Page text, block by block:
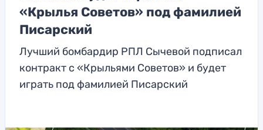
«Крылья Советов» под фамилией
Писарский
Лучший бомбардир РПЛ Сычевой подписал
контракт с «Крыльями Советов» и будет
играть под фамилией Писарский